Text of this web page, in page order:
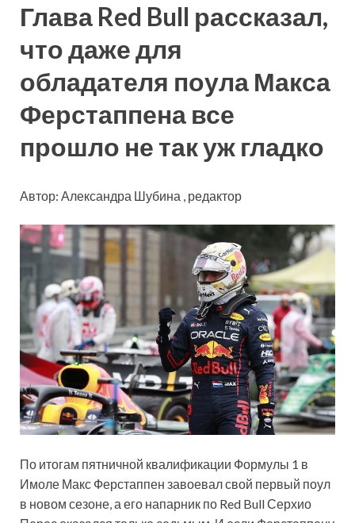
Глава Red Bull рассказал,
что даже для
обладателя поула Макса
Ферстаппена все
прошло не так уж гладко
Автор: Александра Шубина , редактор
По итогам пятничной квалификации Формулы 1 в
Имоле Макс Ферстаппен завоевал свой первый поул
в новом сезоне, а его напарник по Red Bull Серхио